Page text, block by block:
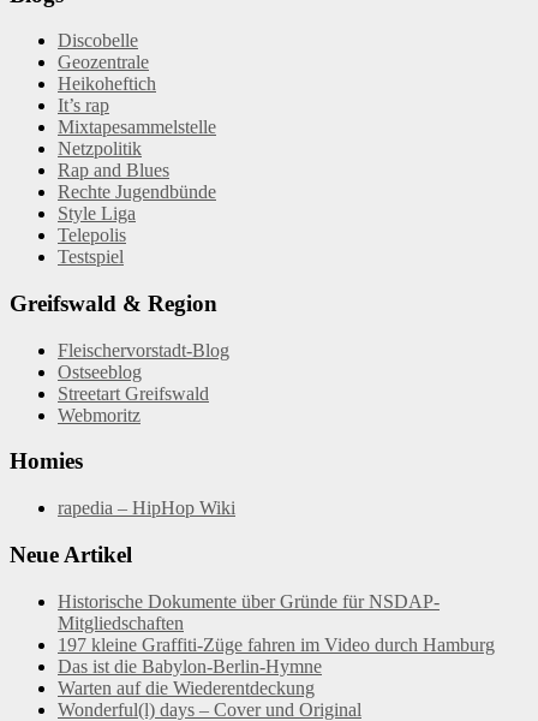
Discobelle
Geozentrale
Heikoheftich
It’s rap
Mixtapesammelstelle
Netzpolitik
Rap and Blues
Rechte Jugendbünde
Style Liga
Telepolis
Testspiel
Greifswald & Region
Fleischervorstadt-Blog
Ostseeblog
Streetart Greifswald
Webmoritz
Homies
rapedia – HipHop Wiki
Neue Artikel
Historische Dokumente über Gründe für NSDAP-
Mitgliedschaften
197 kleine Graffiti-Züge fahren im Video durch Hamburg
Das ist die Babylon-Berlin-Hymne
Warten auf die Wiederentdeckung
Wonderful(l) days – Cover und Original